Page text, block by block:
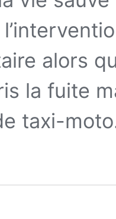
alors
la fuite
taxi-